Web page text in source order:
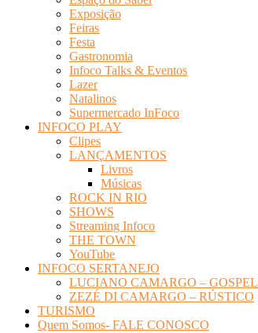
Exposição
Feiras
Festa
Gastronomia
Infoco Talks & Eventos
Lazer
Natalinos
Supermercado InFoco
INFOCO PLAY
Clipes
LANÇAMENTOS
Livros
Músicas
ROCK IN RIO
SHOWS
Streaming Infoco
THE TOWN
YouTube
INFOCO SERTANEJO
LUCIANO CAMARGO – GOSPEL
ZEZÉ DI CAMARGO – RÚSTICO
TURISMO
Quem Somos- FALE CONOSCO